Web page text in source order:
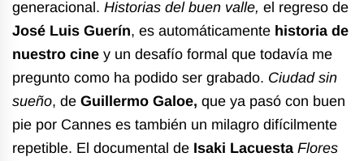
generacional. Historias del buen valle, el regreso de
José Luis Guerín, es automáticamente historia de
nuestro cine y un desafío formal que todavía me
pregunto como ha podido ser grabado. Ciudad sin
sueño, de Guillermo Galoe, que ya pasó con buen
pie por Cannes es también un milagro difícilmente
repetible. El documental de Isaki Lacuesta Flores